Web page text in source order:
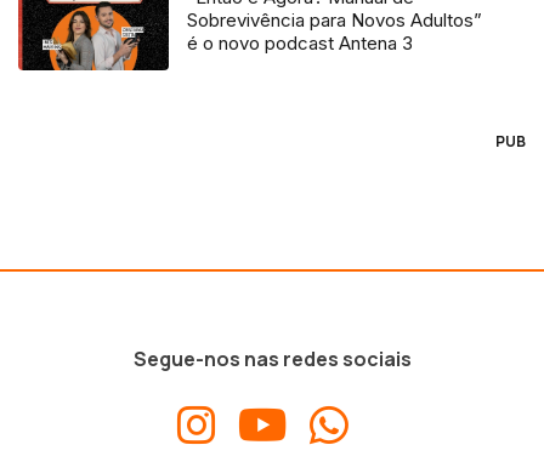
Sobrevivência para Novos Adultos”
é o novo podcast Antena 3
PUB
Segue-nos nas redes sociais